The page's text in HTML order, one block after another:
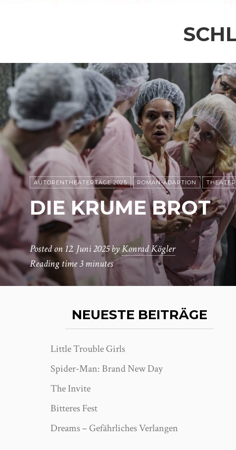
AUTORENTHEATERTAGE 2025 ROMAN-ADAPTION
DIE KRUME BROT
Posted on12. Juni 2025byKonrad Kögler
Reading time3 minutes
NEUESTE BEITRÄGE
Little Trouble Girls
Spider-Man: Brand New Day
The Invite
Bitteres Fest
Dreams – Gefährliches Verlangen